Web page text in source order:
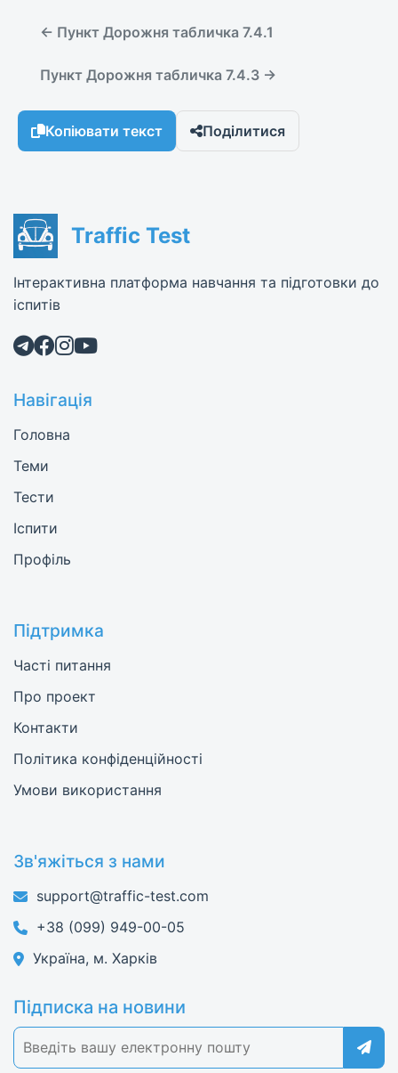
← Пункт Дорожня табличка 7.4.1
Пункт Дорожня табличка 7.4.3 →
Копіювати текст Поділитися
Traffic Test
Інтерактивна платформа навчання та підготовки до
іспитів
Навігація
Головна
Теми
Тести
Іспити
Профіль
Підтримка
Часті питання
Про проект
Контакти
Політика конфіденційності
Умови використання
Зв'яжіться з нами
support@traffic-test.com
+38 (099) 949-00-05
Україна, м. Харків
Підписка на новини